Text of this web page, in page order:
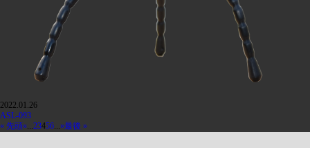
2022.01.26
ASL-093
« 先頭«...23456...»最後 »